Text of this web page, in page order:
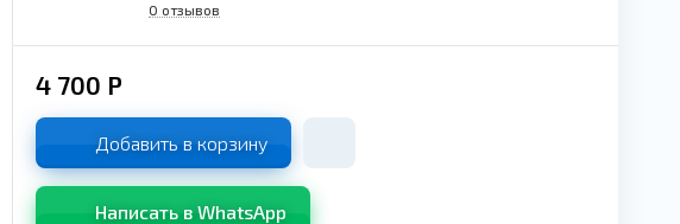
0 отзывов
4 700 Р
Добавить в корзину
Написать в WhatsApp